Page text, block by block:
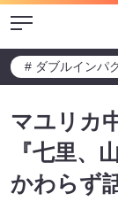
Menu
# ダブルインパ
マユリカ
『七里、
かわらず